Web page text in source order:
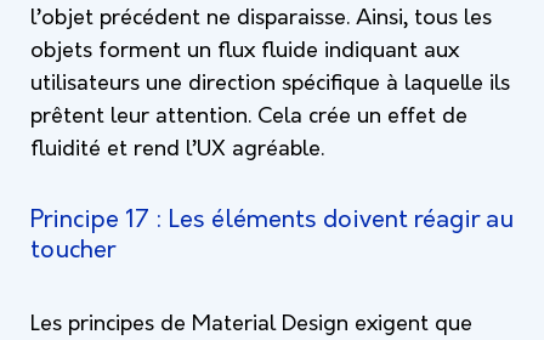
l’objet précédent ne disparaisse. Ainsi, tous les
objets forment un flux fluide indiquant aux
utilisateurs une direction spécifique à laquelle ils
prêtent leur attention. Cela crée un effet de
fluidité et rend l’UX agréable.
Principe 17 : Les éléments doivent réagir au
toucher
Les principes de Material Design exigent que